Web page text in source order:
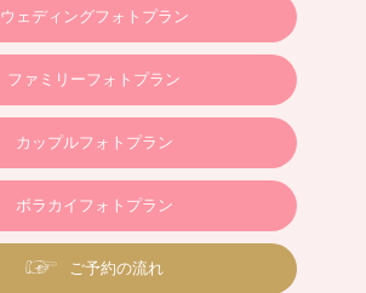
ウェディングフォトプラン
ファミリーフォトプラン
カップルフォトプラン
ボラカイフォトプラン
ご予約の流れ